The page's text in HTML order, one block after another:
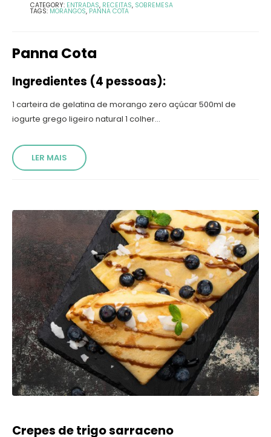
CATEGORY: ENTRADAS, RECEITAS, SOBREMESA
TAGS: MORANGOS, PANNA COTA
Panna Cota
Ingredientes (4 pessoas):
1 carteira de gelatina de morango zero açúcar 500ml de
iogurte grego ligeiro natural 1 colher...
LER MAIS
Crepes de trigo sarraceno